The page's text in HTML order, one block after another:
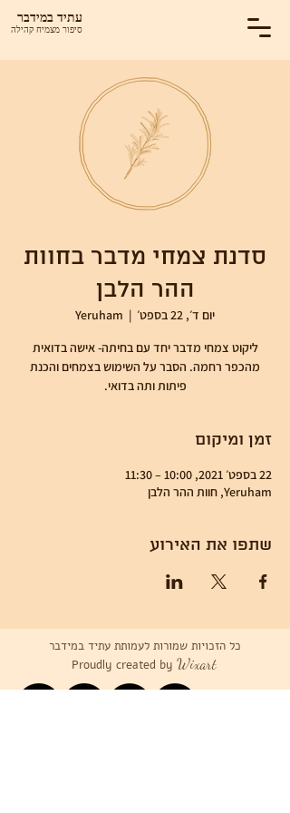
עתיד במידבר
סיפור מצמיח קהילה
סדנת צמחי מדבר בחוות
ההר הלבן
יום ד׳, 22 בספט׳
  |
Yeruham
ליקוט צמחי מדבר יחד עם בחיתה- אישה בדואית
מהכפר רחמה. הסבר על השימוש בצמחים והכנת
פיתות ותה בדואי.
זמן ומיקום
22 בספט׳ 2021, 10:00 – 11:30
Yeruham, חוות ההר הלבן
שתפו את האירוע
כל הזכויות שמורות לעמותת עתיד במידבר
Proudly created by Wixart